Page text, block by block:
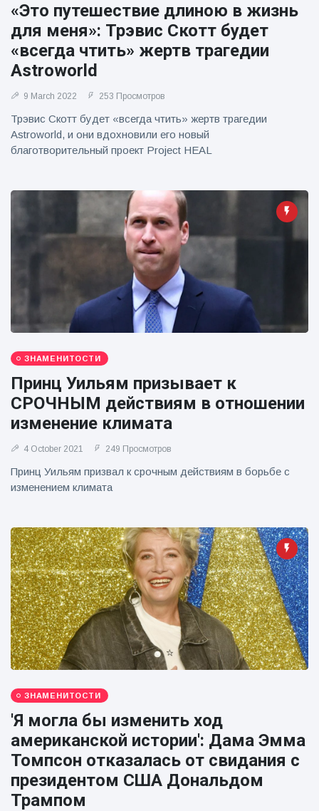
«Это путешествие длиною в жизнь
для меня»: Трэвис Скотт будет
«всегда чтить» жертв трагедии
Astroworld
9 March 2022 253 Просмотров
Трэвис Скотт будет «всегда чтить» жертв трагедии
Astroworld, и они вдохновили его новый
благотворительный проект Project HEAL
ЗНАМЕНИТОСТИ
Принц Уильям призывает к
СРОЧНЫМ действиям в отношении
изменение климата
4 October 2021 249 Просмотров
Принц Уильям призвал к срочным действиям в борьбе с
изменением климата
ЗНАМЕНИТОСТИ
'Я могла бы изменить ход
американской истории': Дама Эмма
Томпсон отказалась от свидания с
президентом США Дональдом
Трампом